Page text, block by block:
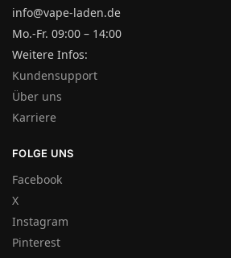
info@vape-laden.de
Mo.-Fr. 09:00 – 14:00
Weitere Infos:
Kundensupport
Über uns
Karriere
FOLGE UNS
Facebook
X
Instagram
Pinterest